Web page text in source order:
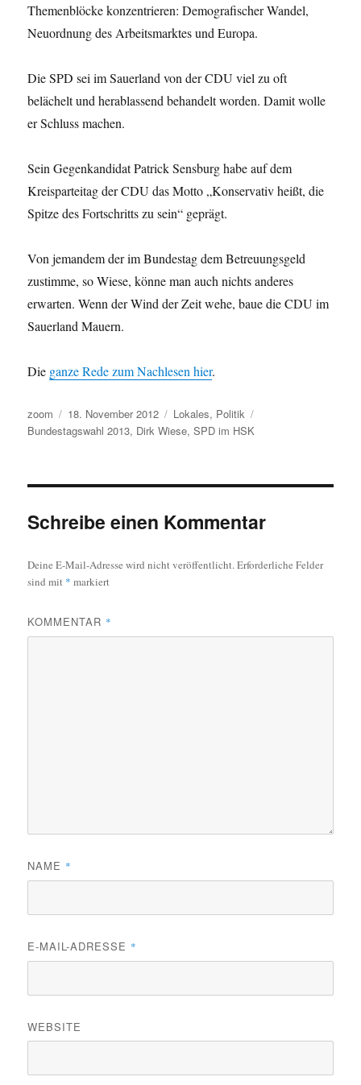
Themenblöcke konzentrieren: Demografischer Wandel,
Neuordnung des Arbeitsmarktes und Europa.
Die SPD sei im Sauerland von der CDU viel zu oft
belächelt und herablassend behandelt worden. Damit wolle
er Schluss machen.
Sein Gegenkandidat Patrick Sensburg habe auf dem
Kreisparteitag der CDU das Motto „Konservativ heißt, die
Spitze des Fortschritts zu sein“ geprägt.
Von jemandem der im Bundestag dem Betreuungsgeld
zustimme, so Wiese, könne man auch nichts anderes
erwarten. Wenn der Wind der Zeit wehe, baue die CDU im
Sauerland Mauern.
Die ganze Rede zum Nachlesen hier.
Autor
zoom
Veröffentlicht
am
18. November 2012 Kategorien
Lokales, Politik
Bundestagswahl 2013, Dirk Wiese,SPD im HSK
Schreibe einen Kommentar
Deine E-Mail-Adresse wird nicht veröffentlicht. Erforderliche Felder
sind mit * markiert
KOMMENTAR *
NAME *
E-MAIL-ADRESSE *
WEBSITE